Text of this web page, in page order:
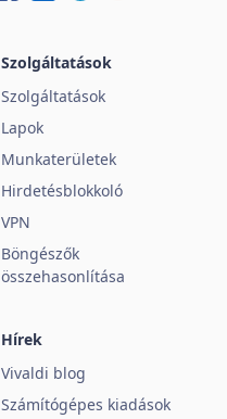
Szolgáltatások
Szolgáltatások
Lapok
Munkaterületek
Hirdetésblokkoló
VPN
Böngészők
összehasonlítása
Hírek
Vivaldi blog
Számítógépes kiadások